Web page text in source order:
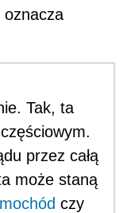
oznacza
Tak, ta
przez całą
może staną
czy